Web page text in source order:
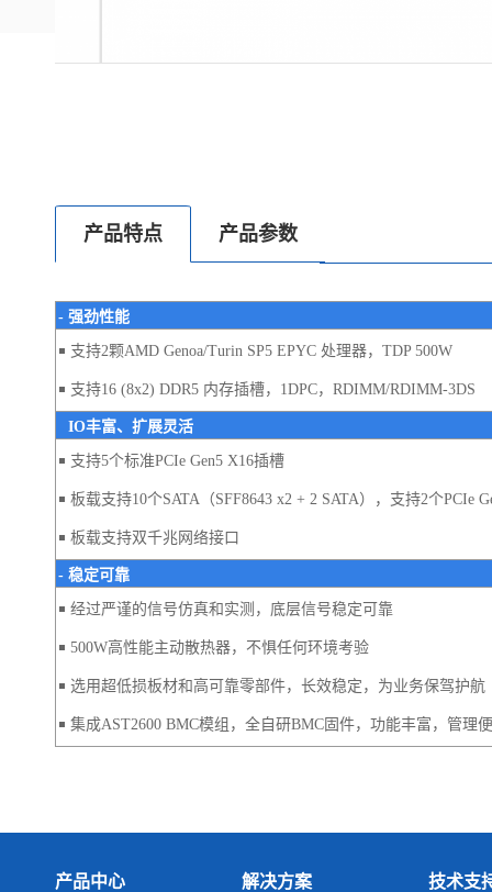
产品特点 产品参数
- 强劲性能
￭ 支持2颗AMD Genoa/Turin SP5 EPYC 处理器，TDP 500W
￭ 支持16 (8x2) DDR5 内存插槽，1DPC，RDIMM/RDIMM-3DS
IO丰富、扩展灵活
￭ 支持5个标准PCIe Gen5 X16插槽
￭ 板载支持10个SATA（SFF8643 x2 + 2 SATA），支持2个PCIe
￭ 板载支持双千兆网络接口
- 稳定可靠
￭ 经过严谨的信号仿真和实测，底层信号稳定可靠
￭ 500W高性能主动散热器，不惧任何环境考验
￭ 选用超低损板材和高可靠零部件，长效稳定，为业务保驾护航
￭ 集成AST2600 BMC模组，全自研BMC固件，功能丰富，管理
产品中心 解决方案 技术支